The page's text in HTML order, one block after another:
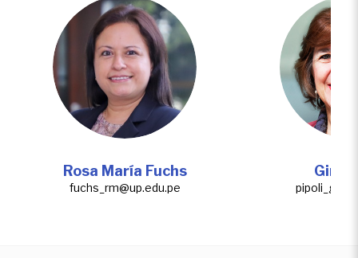
Rosa María Fuchs
fuchs_rm@up.edu.pe
Gina